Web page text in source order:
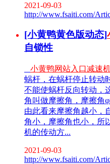
2021-09-03
http://www.fsaiti.com/
[小黄鸭黄色版动态]
自锁性
小黄鸭网站入口减速
蜗杆，在蜗杆停止转动
不能使蜗杆反向转动，
角叫做摩擦角，摩擦角
由此看来摩擦角越小，
角小，摩擦角也小，所
机的传动方...
2021-09-03
http://www.fsaiti.com/